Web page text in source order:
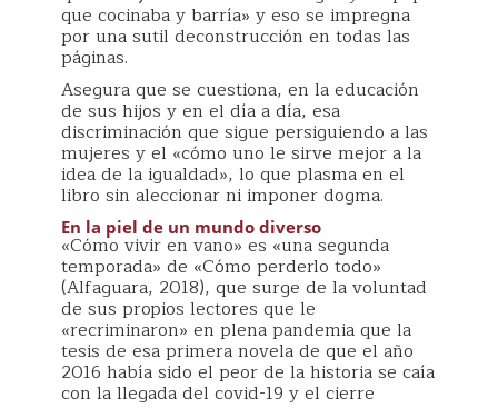
que cocinaba y barría» y eso se impregna
por una sutil deconstrucción en todas las
páginas.
Asegura que se cuestiona, en la educación
de sus hijos y en el día a día, esa
discriminación que sigue persiguiendo a las
mujeres y el «cómo uno le sirve mejor a la
idea de la igualdad», lo que plasma en el
libro sin aleccionar ni imponer dogma.
En la piel de un mundo diverso
«Cómo vivir en vano» es «una segunda
temporada» de «Cómo perderlo todo»
(Alfaguara, 2018), que surge de la voluntad
de sus propios lectores que le
«recriminaron» en plena pandemia que la
tesis de esa primera novela de que el año
2016 había sido el peor de la historia se caía
con la llegada del covid-19 y el cierre